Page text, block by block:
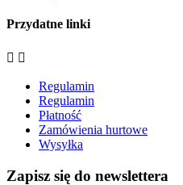
Przydatne linki
 
Regulamin
Regulamin
Płatność
Zamówienia hurtowe
Wysyłka
Zapisz się do newslettera